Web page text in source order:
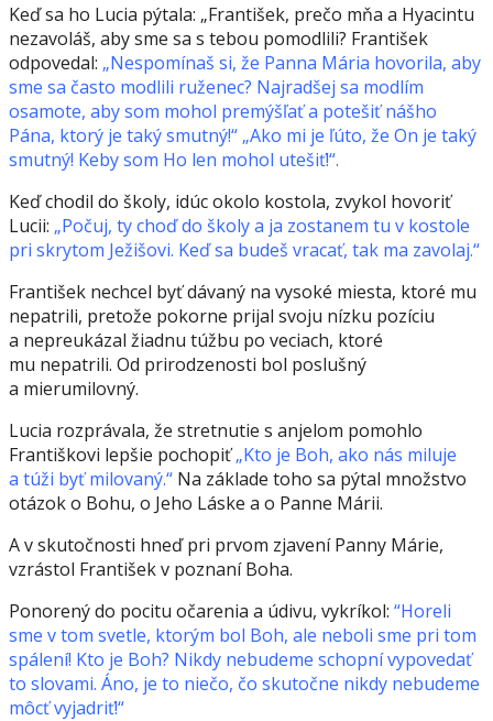
Keď sa ho Lucia pýtala: „František, prečo mňa a Hyacintu
nezavoláš, aby sme sa s tebou pomodlili? František
odpovedal: „Nespomínaš si, že Panna Mária hovorila, aby
sme sa často modlili ruženec? Najradšej sa modlím
osamote, aby som mohol premýšľať a potešiť nášho
Pána, ktorý je taký smutný!“ „Ako mi je ľúto, že On je taký
smutný! Keby som Ho len mohol utešiť!“.
Keď chodil do školy, idúc okolo kostola, zvykol hovoriť
Lucii: „Počuj, ty choď do školy a ja zostanem tu v kostole
pri skrytom Ježišovi. Keď sa budeš vracať, tak ma zavolaj.“
František nechcel byť dávaný na vysoké miesta, ktoré mu
nepatrili, pretože pokorne prijal svoju nízku pozíciu
a nepreukázal žiadnu túžbu po veciach, ktoré
mu nepatrili. Od prirodzenosti bol poslušný
a mierumilovný.
Lucia rozprávala, že stretnutie s anjelom pomohlo
Františkovi lepšie pochopiť„Kto je Boh, ako nás miluje
a túži byť milovaný.“ Na základe toho sa pýtal množstvo
otázok o Bohu, o Jeho Láske a o Panne Márii.
A v skutočnosti hneď pri prvom zjavení Panny Márie,
vzrástol František v poznaní Boha.
Ponorený do pocitu očarenia a údivu, vykríkol: “Horeli
sme v tom svetle, ktorým bol Boh, ale neboli sme pri tom
spálení! Kto je Boh? Nikdy nebudeme schopní vypovedať
to slovami. Áno, je to niečo, čo skutočne nikdy nebudeme
môcť vyjadriť!“